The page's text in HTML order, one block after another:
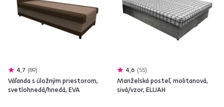
4,7 89
Váľanda s úložným priestorom,
svetlohnedá/hnedá, EVA
4,6 55
Manželská posteľ, molitanová,
sivá/vzor, ELIJAH